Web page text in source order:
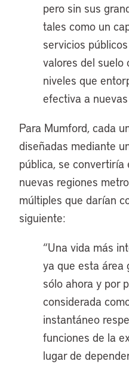
pero sin sus
tales como un
servicios
valores del suelo
niveles que
efectiva a
Para Mumford, cada
diseñadas mediante
pública, se convertiría
nuevas regiones
múltiples que darían
siguiente:
“Una vida más
ya que esta área
sólo ahora y por
considerada
instantáneo
funciones de la
lugar de